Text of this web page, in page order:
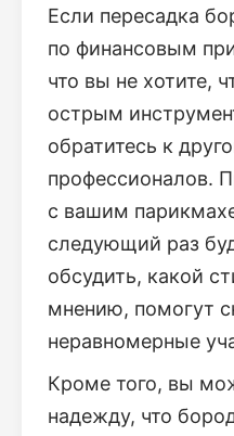
Если пересадка
по финансовым
что вы не хотите,
острым
обратитесь к
профессионалов.
с вашим
следующий раз
обсудить, какой
мнению, помогут
неравномерные
Кроме того, вы
надежду, что